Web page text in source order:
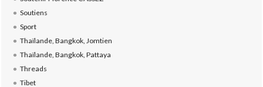
Soutiens
Sport
Thaïlande, Bangkok, Jomtien
Thaïlande, Bangkok, Pattaya
Threads
Tibet